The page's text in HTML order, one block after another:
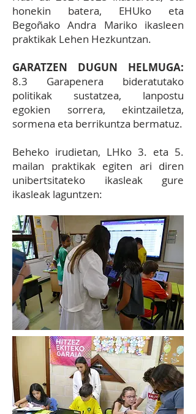
honekin batera, EHUko eta
Begoñako Andra Mariko ikasleen
praktikak Lehen Hezkuntzan.
GARATZEN DUGUN HELMUGA:
8.3 Garapenera bideratutako
politikak sustatzea, lanpostu
egokien sorrera, ekintzailetza,
sormena eta berrikuntza bermatuz.
Beheko irudietan, LHko 3. eta 5.
mailan praktikak egiten ari diren
unibertsitateko ikasleak gure
ikasleak laguntzen: